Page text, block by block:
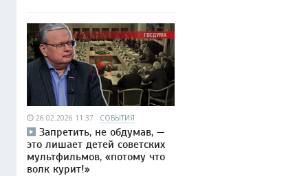
26.02.2026 11:37 СОБЫТИЯ
Запретить, не обдумав, —
это лишает детей советских
мультфильмов, «потому что
волк курит!»